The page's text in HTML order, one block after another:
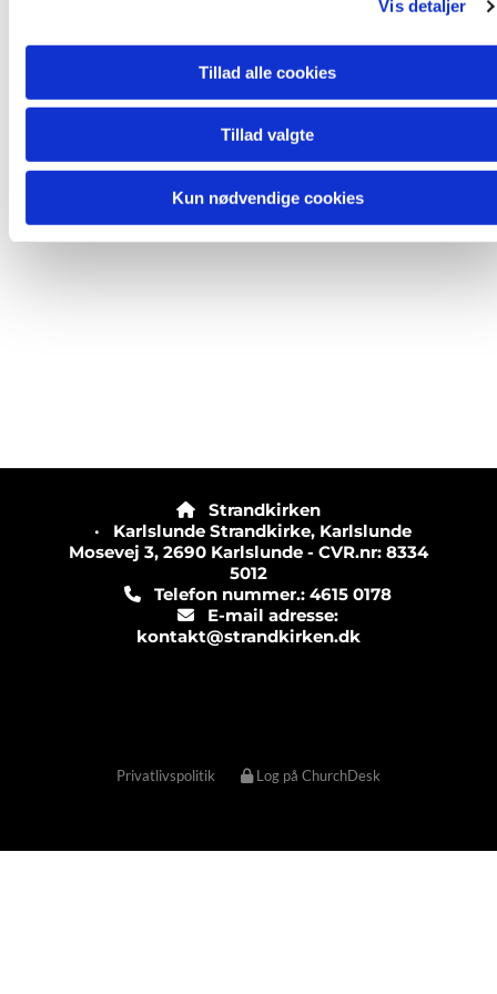
Vis detaljer
Tillad alle cookies
Tillad valgte
Kun nødvendige cookies

Strandkirken
· Karlslunde Strandkirke, Karlslunde
Mosevej 3, 2690 Karlslunde - CVR.nr: 8334
5012
Telefon nummer.: 4615 0178
E-mail adresse:
kontakt@strandkirken.dk
Privatlivspolitik Log på ChurchDesk